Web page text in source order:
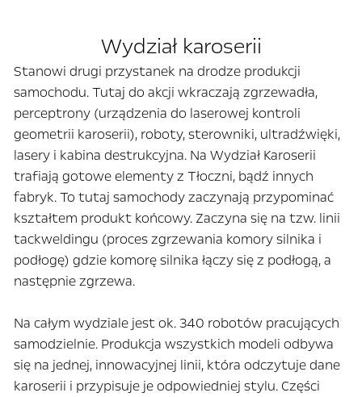
Wydział karoserii
Stanowi drugi przystanek na drodze produkcji
samochodu. Tutaj do akcji wkraczają zgrzewadła,
perceptrony (urządzenia do laserowej kontroli
geometrii karoserii), roboty, sterowniki, ultradźwięki,
lasery i kabina destrukcyjna. Na Wydział Karoserii
trafiają gotowe elementy z Tłoczni, bądź innych
fabryk. To tutaj samochody zaczynają przypominać
kształtem produkt końcowy. Zaczyna się na tzw. linii
tackweldingu (proces zgrzewania komory silnika i
podłogę) gdzie komorę silnika łączy się z podłogą, a
następnie zgrzewa.
Na całym wydziale jest ok. 340 robotów pracujących
samodzielnie. Produkcja wszystkich modeli odbywa
się na jednej, innowacyjnej linii, która odczytuje dane
karoserii i przypisuje je odpowiedniej stylu. Części